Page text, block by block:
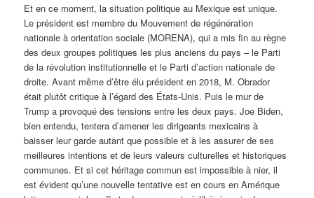
Et en ce moment, la situation politique au Mexique est unique.
Le président est membre du Mouvement de régénération
nationale à orientation sociale (MORENA), qui a mis fin au règne
des deux groupes politiques les plus anciens du pays – le Parti
de la révolution institutionnelle et le Parti d’action nationale de
droite. Avant même d’être élu président en 2018, M. Obrador
était plutôt critique à l’égard des États-Unis. Puis le mur de
Trump a provoqué des tensions entre les deux pays. Joe Biden,
bien entendu, tentera d’amener les dirigeants mexicains à
baisser leur garde autant que possible et à les assurer de ses
meilleures intentions et de leurs valeurs culturelles et historiques
communes. Et si cet héritage commun est impossible à nier, il
est évident qu’une nouvelle tentative est en cours en Amérique